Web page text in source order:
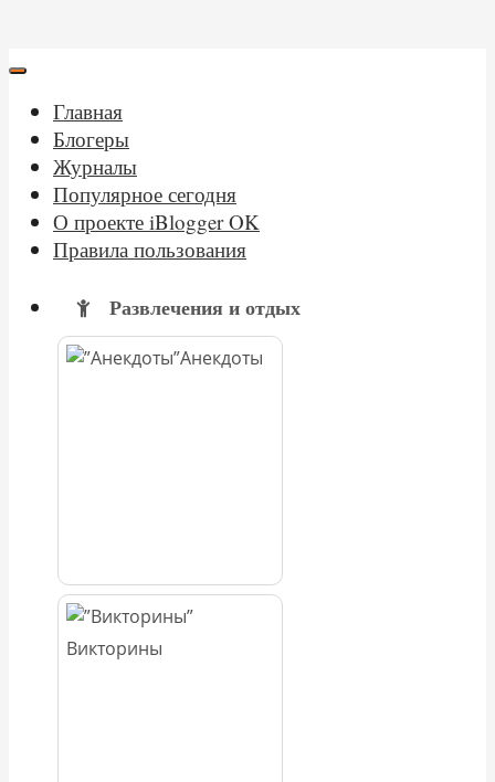
Главная
Блогеры
Журналы
Популярное сегодня
О проекте iBlogger OK
Правила пользования
Развлечения и отдых
Анекдоты
Викторины